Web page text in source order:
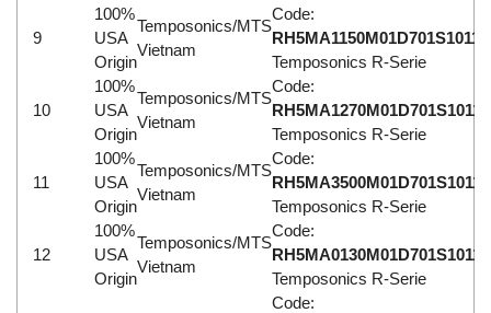
Electro-Sensors Vietnam
Elektrogas Vietnam
Elektrophysik Vietnam
elesa-ganter
Elettrotek Kabel
ELGO Electronic
ELIS PLZEŇ
9
100%
USA
Origin
Temposonics/MTS
Vietnam
Code:
Temposonics R-Serie
10
100%
USA
Origin
Temposonics/MTS
Vietnam
Code:
Temposonics R-Serie
11
100%
USA
Origin
Temposonics/MTS
Vietnam
Code:
Temposonics R-Serie
12
100%
USA
Origin
Temposonics/MTS
Vietnam
Code:
Temposonics R-Serie
Code: